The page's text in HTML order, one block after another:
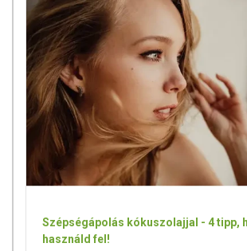
Szépségápolás kókuszolajjal - 4 tipp,
használd fel!